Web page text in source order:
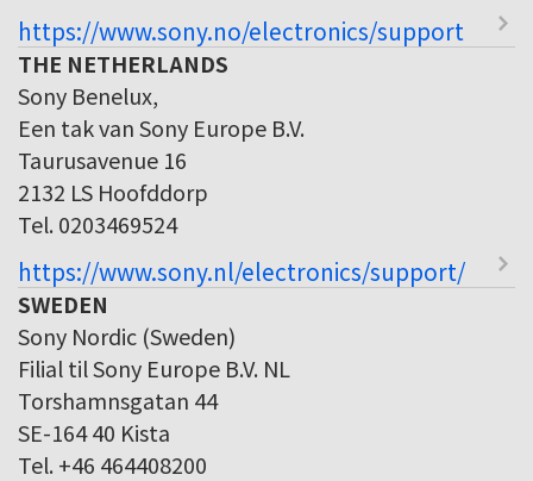
https://www.sony.no/electronics/support
THE NETHERLANDS
Sony Benelux,
Een tak van Sony Europe B.V.
Taurusavenue 16
2132 LS Hoofddorp
Tel. 0203469524
https://www.sony.nl/electronics/support/
SWEDEN
Sony Nordic (Sweden)
Filial til Sony Europe B.V. NL
Torshamnsgatan 44
SE-164 40 Kista
Tel. +46 464408200